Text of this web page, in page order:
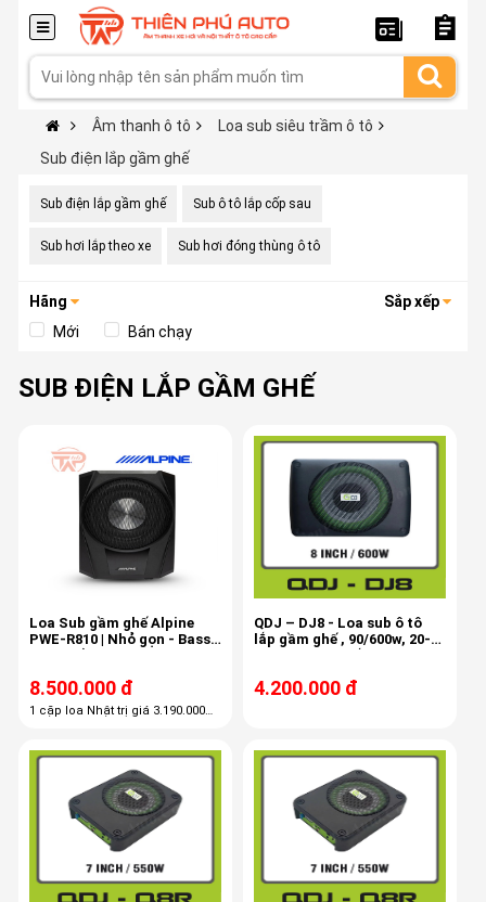
Âm thanh ô tô
Loa sub siêu trầm ô tô
Sub điện lắp gầm ghế
Sub điện lắp gầm ghế Sub ô tô lắp cốp sau
Sub hơi lắp theo xe Sub hơi đóng thùng ô tô
Hãng
Sắp xếp
Mới
Bán chạy
SUB ĐIỆN LẮP GẦM GHẾ
Loa Sub gầm ghế Alpine
PWE-R810 | Nhỏ gọn - Bass
8.500.000 đ
1 cặp loa Nhật trị giá 3.190.000
QDJ – DJ8 - Loa sub ô tô
lắp gầm ghế , 90/600w, 20-
4.200.000 đ